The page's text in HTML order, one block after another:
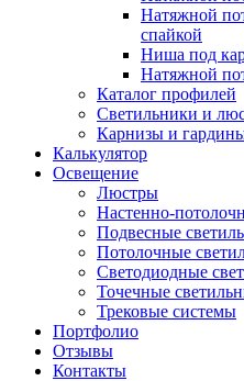
Натяжной
спайкой
Ниша под
Натяжной
Каталог профилей
Светильники и
Карнизы и
Калькулятор
Освещение
Люстры
Настенно-
Подвесные
Потолочные
Светодиодные
Точечные
Трековые системы
Портфолио
Отзывы
Контакты